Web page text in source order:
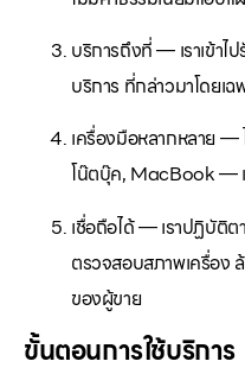
บริการถึงที่ — เราเข้าไ
บริการ ที่กล่าวมาโดยเฉ
เครื่องมือหลากหลาย —
โน๊ตบุ๊ค, MacBook —
เชื่อถือได้ — เราปฏิบัติ
ตรวจสอบสภาพเครื่อง
ของผู้ขาย
ขั้นตอนการใช้บริการ